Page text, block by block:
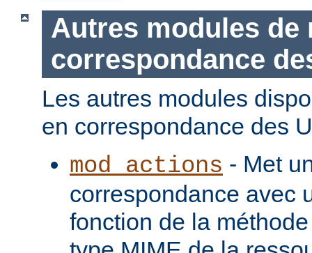
Autres modules de
correspondance
Les autres modules
en correspondance des
mod_actions - Met
correspondance avec
fonction de la